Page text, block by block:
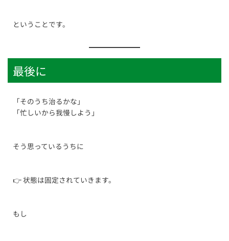
ということです。
最後に
「そのうち治るかな」
「忙しいから我慢しよう」
そう思っているうちに
👉 状態は固定されていきます。
もし